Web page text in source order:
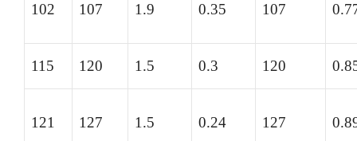
102 107 1.9 0.35 107
115 120 1.5 0.3 120
121 127 1.5 0.24 127